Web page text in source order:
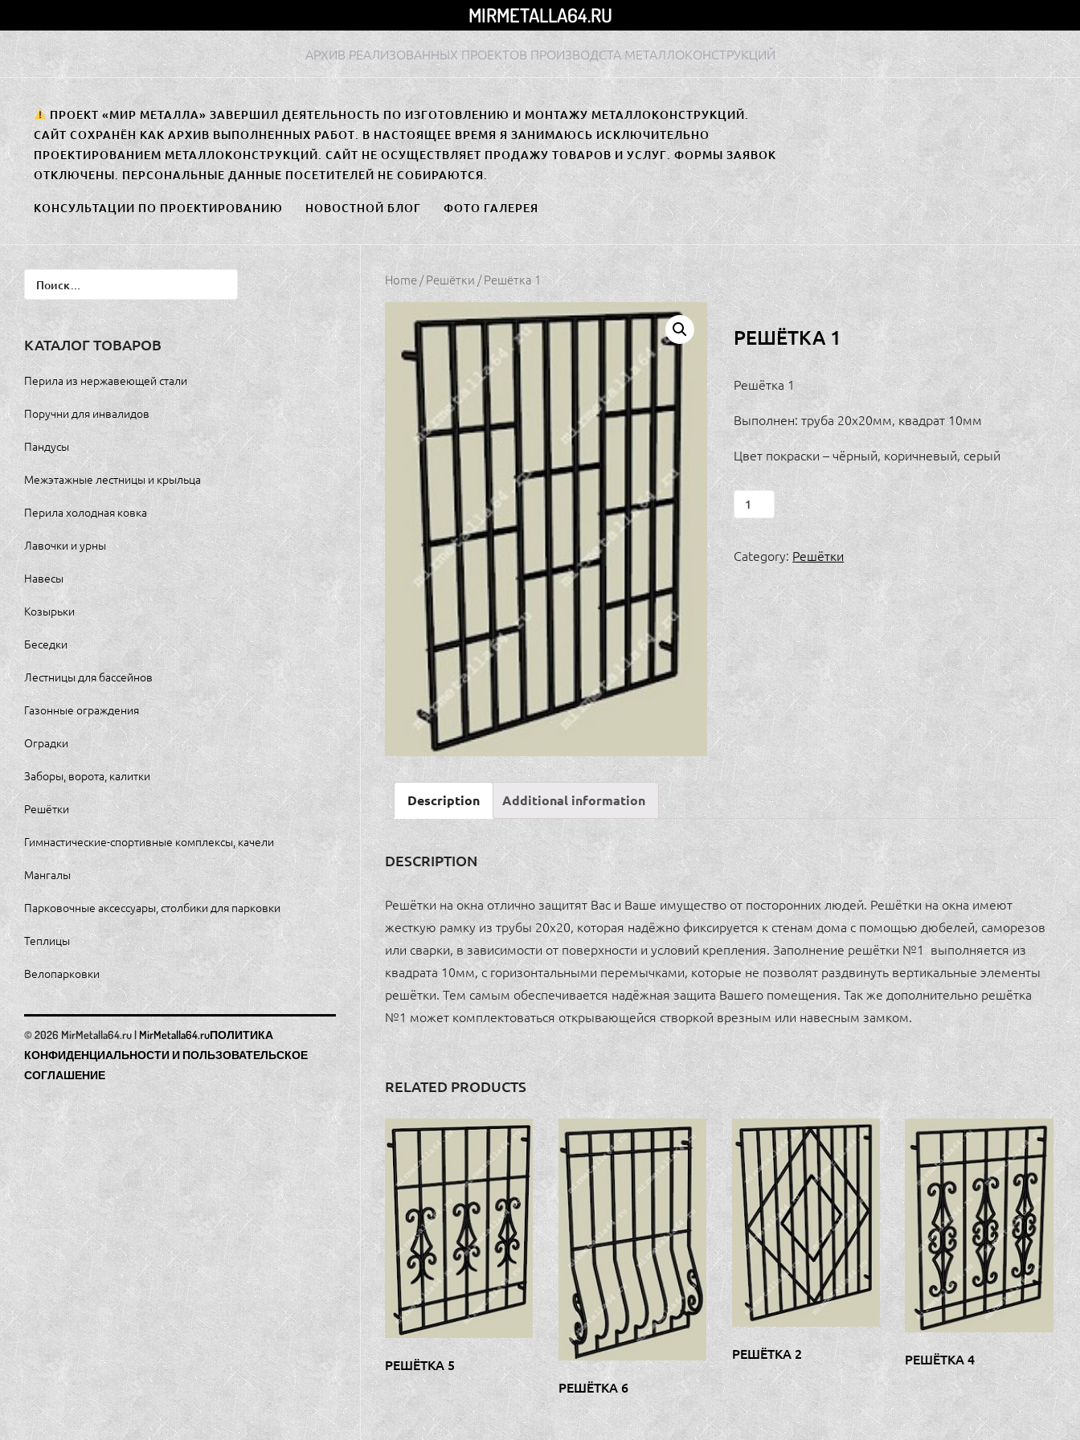
к
содержимому
MIRMETALLA64.RU
АРХИВ РЕАЛИЗОВАННЫХ ПРОЕКТОВ ПРОИЗВОДСТА МЕТАЛЛОКОНСТРУКЦИЙ
ПРОЕКТ «МИР МЕТАЛЛА» ЗАВЕРШИЛ ДЕЯТЕЛЬНОСТЬ ПО ИЗГОТОВЛЕНИЮ И МОНТАЖУ МЕТАЛЛОКОНСТРУКЦИЙ.
САЙТ СОХРАНЁН КАК АРХИВ ВЫПОЛНЕННЫХ РАБОТ. В НАСТОЯЩЕЕ ВРЕМЯ Я ЗАНИМАЮСЬ ИСКЛЮЧИТЕЛЬНО
ПРОЕКТИРОВАНИЕМ МЕТАЛЛОКОНСТРУКЦИЙ. САЙТ НЕ ОСУЩЕСТВЛЯЕТ ПРОДАЖУ ТОВАРОВ И УСЛУГ. ФОРМЫ ЗАЯВОК
ОТКЛЮЧЕНЫ. ПЕРСОНАЛЬНЫЕ ДАННЫЕ ПОСЕТИТЕЛЕЙ НЕ СОБИРАЮТСЯ.
КОНСУЛЬТАЦИИ ПО ПРОЕКТИРОВАНИЮ НОВОСТНОЙ БЛОГ ФОТО ГАЛЕРЕЯ
Home/Решётки/ Решётка 1
РЕШЁТКА 1
Решётка 1
Выполнен: труба 20х20мм, квадрат 10мм
Цвет покраски – чёрный, коричневый, серый
Решётка
1
quantity
Category:Решётки
Description Additional information
DESCRIPTION
Решётки на окна отлично защитят Вас и Ваше имущество от посторонних людей. Решётки на окна имеют
жесткую рамку из трубы 20х20, которая надёжно фиксируется к стенам дома с помощью дюбелей, саморезов
или сварки, в зависимости от поверхности и условий крепления. Заполнение решётки №1 выполняется из
квадрата 10мм, с горизонтальными перемычками, которые не позволят раздвинуть вертикальные элементы
решётки. Тем самым обеспечивается надёжная защита Вашего помещения. Так же дополнительно решётка
№1 может комплектоваться открывающейся створкой врезным или навесным замком.
RELATED PRODUCTS
РЕШЁТКА 5
РЕШЁТКА 6
РЕШЁТКА 2 РЕШЁТКА 4
Найти:
КАТАЛОГ ТОВАРОВ
Перила из нержавеющей стали
Поручни для инвалидов
Пандусы
Межэтажные лестницы и крыльца
Перила холодная ковка
Лавочки и урны
Навесы
Козырьки
Беседки
Лестницы для бассейнов
Газонные ограждения
Оградки
Заборы, ворота, калитки
Решётки
Гимнастические-спортивные комплексы, качели
Мангалы
Парковочные аксессуары, столбики для парковки
Теплицы
Велопарковки
MirMetalla64.ruПОЛИТИКА
КОНФИДЕНЦИАЛЬНОСТИ И ПОЛЬЗОВАТЕЛЬСКОЕ
СОГЛАШЕНИЕ